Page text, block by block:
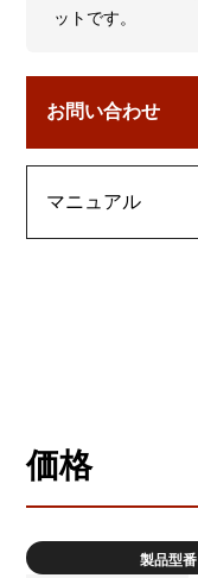
ットです。
お問い合わせ
マニュアル
価格
製品型番